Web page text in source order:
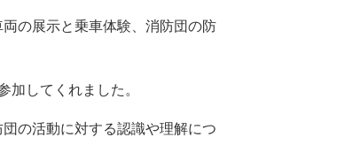
の展示と乗車体験、消防団の防
してくれました。
の活動に対する認識や理解につ